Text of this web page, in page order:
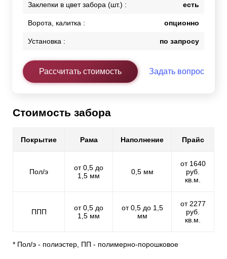
Заклепки в цвет забора (шт.) : есть
Ворота, калитка : опционно
Установка : по запросу
Рассчитать стоимость Задать вопрос
Стоимость забора
Покрытие Рама Наполнение Прайс
Пол/э
от 0,5 до
1,5 мм
0,5 мм
от 1640
руб.
кв.м.
ППП
от 0,5 до
1,5 мм
от 0,5 до 1,5
мм
от 2277
руб.
кв.м.
* Пол/э - полиэстер, ПП - полимерно-порошковое